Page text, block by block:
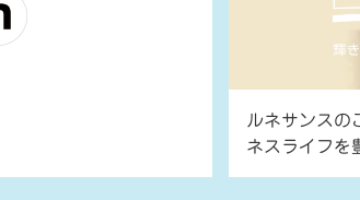
ルネサンスの
ネスライフを